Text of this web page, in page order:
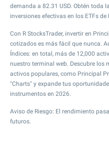
demanda a 82.31 USD. Obtén toda
inversiones efectivas en los ETFs de
Con R StocksTrader, invertir en
cotizados es más fácil que nunca.
Índices: en total, más de 12,000
nuestro terminal web. Descubre los
activos populares, como Principal
"Charts" y expande tus
instrumentos en 2026.
Aviso de Riesgo: El rendimiento
futuros.